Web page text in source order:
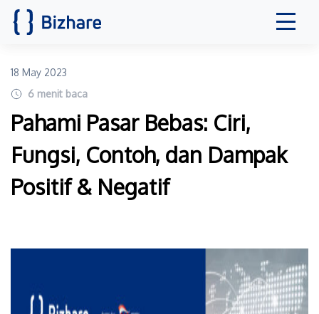
18 May 2023
6 menit baca
Pahami Pasar Bebas: Ciri,
Fungsi, Contoh, dan Dampak
Positif & Negatif